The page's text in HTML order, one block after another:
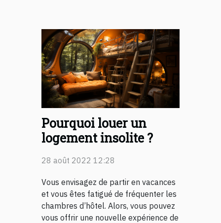
Pourquoi louer un
logement insolite ?
28 août 2022 12:28
Vous envisagez de partir en vacances
et vous êtes fatigué de fréquenter les
chambres d’hôtel. Alors, vous pouvez
vous offrir une nouvelle expérience de